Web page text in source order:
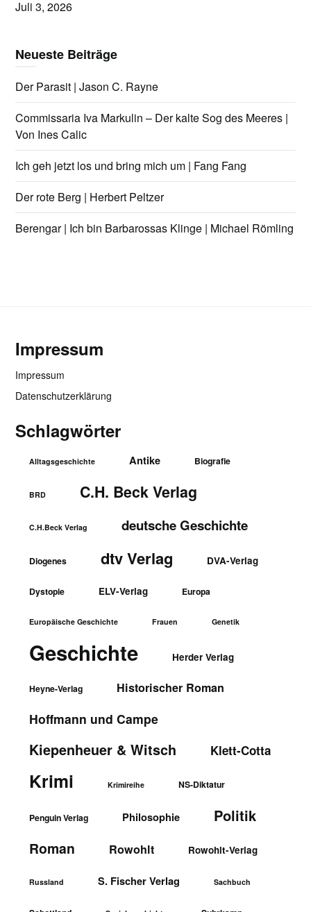
Juli 3, 2026
Neueste Beiträge
Der Parasit | Jason C. Rayne
Commissaria Iva Markulin – Der kalte Sog des Meeres |
Von Ines Calic
Ich geh jetzt los und bring mich um | Fang Fang
Der rote Berg | Herbert Peltzer
Berengar | Ich bin Barbarossas Klinge | Michael Römling
Impressum
Impressum
Datenschutzerklärung
Schlagwörter
Alltagsgeschichte Antike Biografie
BRD C.H. Beck Verlag
C.H.Beck Verlag deutsche Geschichte
Diogenes dtv Verlag DVA-Verlag
Dystopie ELV-Verlag Europa
Europäische Geschichte Frauen Genetik
Geschichte Herder Verlag
Heyne-Verlag Historischer Roman
Hoffmann und Campe
Kiepenheuer & Witsch Klett-Cotta
Krimi Krimireihe NS-Diktatur
Penguin Verlag Philosophie Politik
Roman Rowohlt Rowohlt-Verlag
Russland S. Fischer Verlag Sachbuch